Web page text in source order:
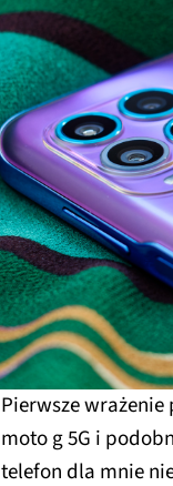
Pierwsze
moto g 5G i
telefon dla mnie